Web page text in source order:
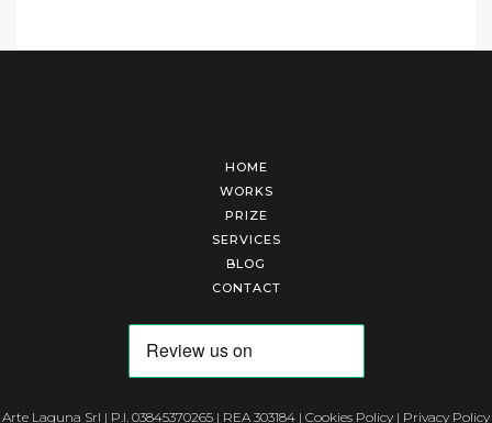
HOME
WORKS
PRIZE
SERVICES
BLOG
CONTACT
Arte Laguna Srl | P.I. 03845370265 | REA 303184 | Cookies Policy | Privacy Policy